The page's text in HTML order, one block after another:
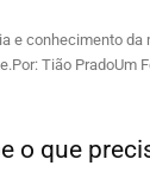
e conhecimento
Tião PradoUm
o que